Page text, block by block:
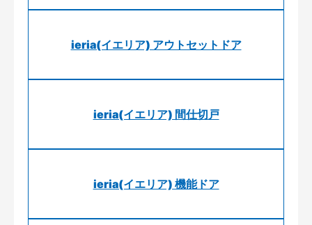
ieria(イエリア) アウトセットドア
ieria(イエリア) 間仕切戸
ieria(イエリア) 機能ドア